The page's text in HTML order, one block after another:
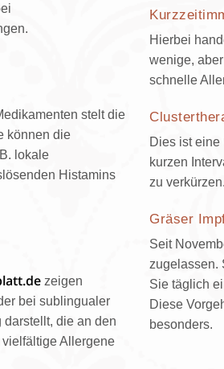
stelt die
können die
lokale
Histamins
zeigen
bei sublingualer
die an den
Allergene
Hierbei
wenige,
schnelle
Dies ist eine
kurzen
zu verkürzen.
Gräser
Seit
zugelassen.
Sie täglich
Diese
besonders.